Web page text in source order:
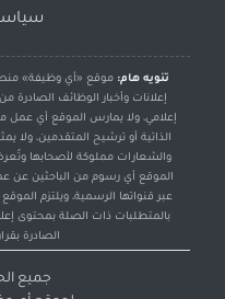
تنويه هام: موقع «أي وظيفة»
إعلانات وأخبار الوظائف
إعلامي، ولا يمارس الموقع أي
الذاتية أو ترشيح المتقدمين،
والشعارات مملوكة لأصحابها
الموقع أي رسوم من الباحثين عن
عبر قنواتها الرسمية، ويلتزم
بالمتطلبات ذات الصلة بمحتوى
الصادرة
جميع